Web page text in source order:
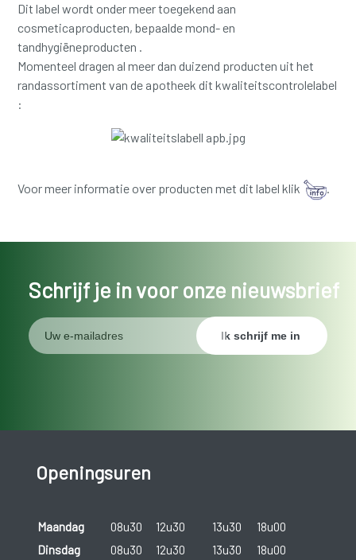
Dit label wordt onder meer toegekend aan
cosmeticaproducten, bepaalde mond- en
tandhygiëneproducten .
Momenteel dragen al meer dan duizend producten uit het
randassortiment van de apotheek dit kwaliteitscontrolelabel
:
Voor meer informatie over producten met dit label klik .
Schrijf je in voor onze nieuwsbrief
Openingsuren
Maandag 08u30 12u30 13u30
18u00
Dinsdag
08u30 12u30 13u30
18u00